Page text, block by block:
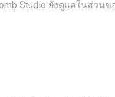
Studio ยังดูแลในส่วน